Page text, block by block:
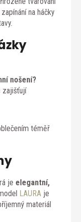
na háčky
nošení?
zajišťují
téměř
je elegantní,
LAURA je
materiál